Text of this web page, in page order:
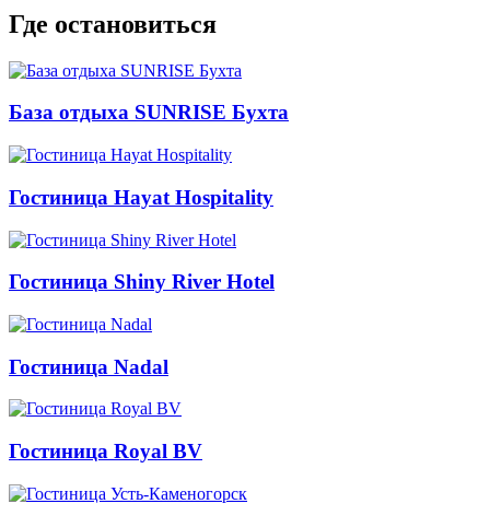
Где остановиться
База отдыха SUNRISE Бухта
Гостиница Hayat Hospitality
Гостиница Shiny River Hotel
Гостиница Nadal
Гостиница Royal BV